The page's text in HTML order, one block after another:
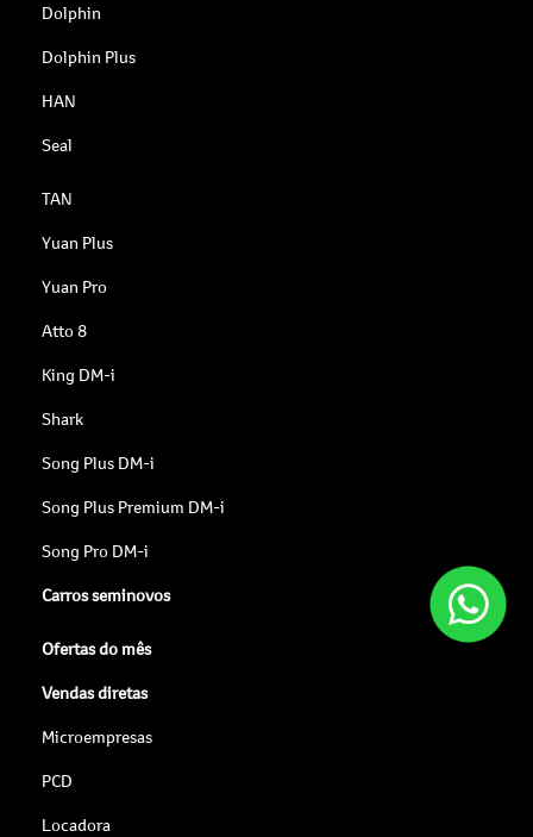
Dolphin
Dolphin Plus
HAN
Seal
TAN
Yuan Plus
Yuan Pro
Atto 8
King DM-i
Shark
Song Plus DM-i
Song Plus Premium DM-i
Song Pro DM-i
Carros seminovos
Ofertas do mês
Vendas diretas
Microempresas
PCD
Locadora